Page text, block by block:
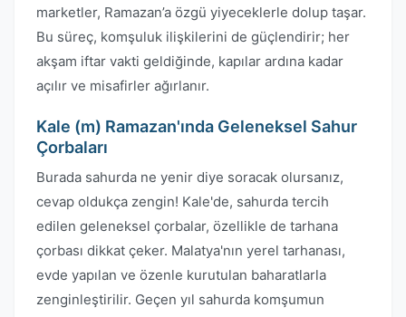
marketler, Ramazan’a özgü yiyeceklerle dolup taşar.
Bu süreç, komşuluk ilişkilerini de güçlendirir; her
akşam iftar vakti geldiğinde, kapılar ardına kadar
açılır ve misafirler ağırlanır.
Kale (m) Ramazan'ında Geleneksel Sahur
Çorbaları
Burada sahurda ne yenir diye soracak olursanız,
cevap oldukça zengin! Kale'de, sahurda tercih
edilen geleneksel çorbalar, özellikle de tarhana
çorbası dikkat çeker. Malatya'nın yerel tarhanası,
evde yapılan ve özenle kurutulan baharatlarla
zenginleştirilir. Geçen yıl sahurda komşumun